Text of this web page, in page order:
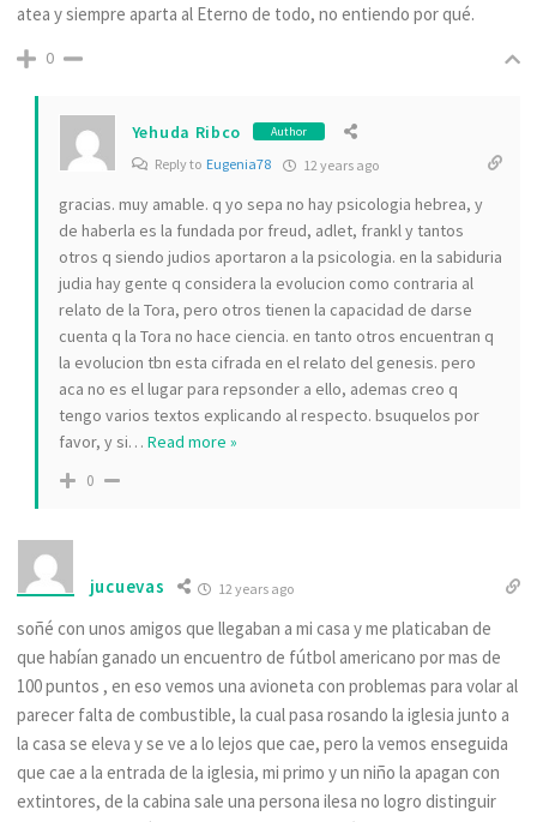
atea y siempre aparta al Eterno de todo, no entiendo por qué.
0
Yehuda Ribco Author
Reply to Eugenia78 12 years ago
gracias. muy amable. q yo sepa no hay psicologia hebrea, y
de haberla es la fundada por freud, adlet, frankl y tantos
otros q siendo judios aportaron a la psicologia. en la sabiduria
judia hay gente q considera la evolucion como contraria al
relato de la Tora, pero otros tienen la capacidad de darse
cuenta q la Tora no hace ciencia. en tanto otros encuentran q
la evolucion tbn esta cifrada en el relato del genesis. pero
aca no es el lugar para repsonder a ello, ademas creo q
tengo varios textos explicando al respecto. bsuquelos por
favor, y si… Read more »
0
jucuevas 12 years ago
soñé con unos amigos que llegaban a mi casa y me platicaban de
que habían ganado un encuentro de fútbol americano por mas de
100 puntos , en eso vemos una avioneta con problemas para volar al
parecer falta de combustible, la cual pasa rosando la iglesia junto a
la casa se eleva y se ve a lo lejos que cae, pero la vemos enseguida
que cae a la entrada de la iglesia, mi primo y un niño la apagan con
extintores, de la cabina sale una persona ilesa no logro distinguir